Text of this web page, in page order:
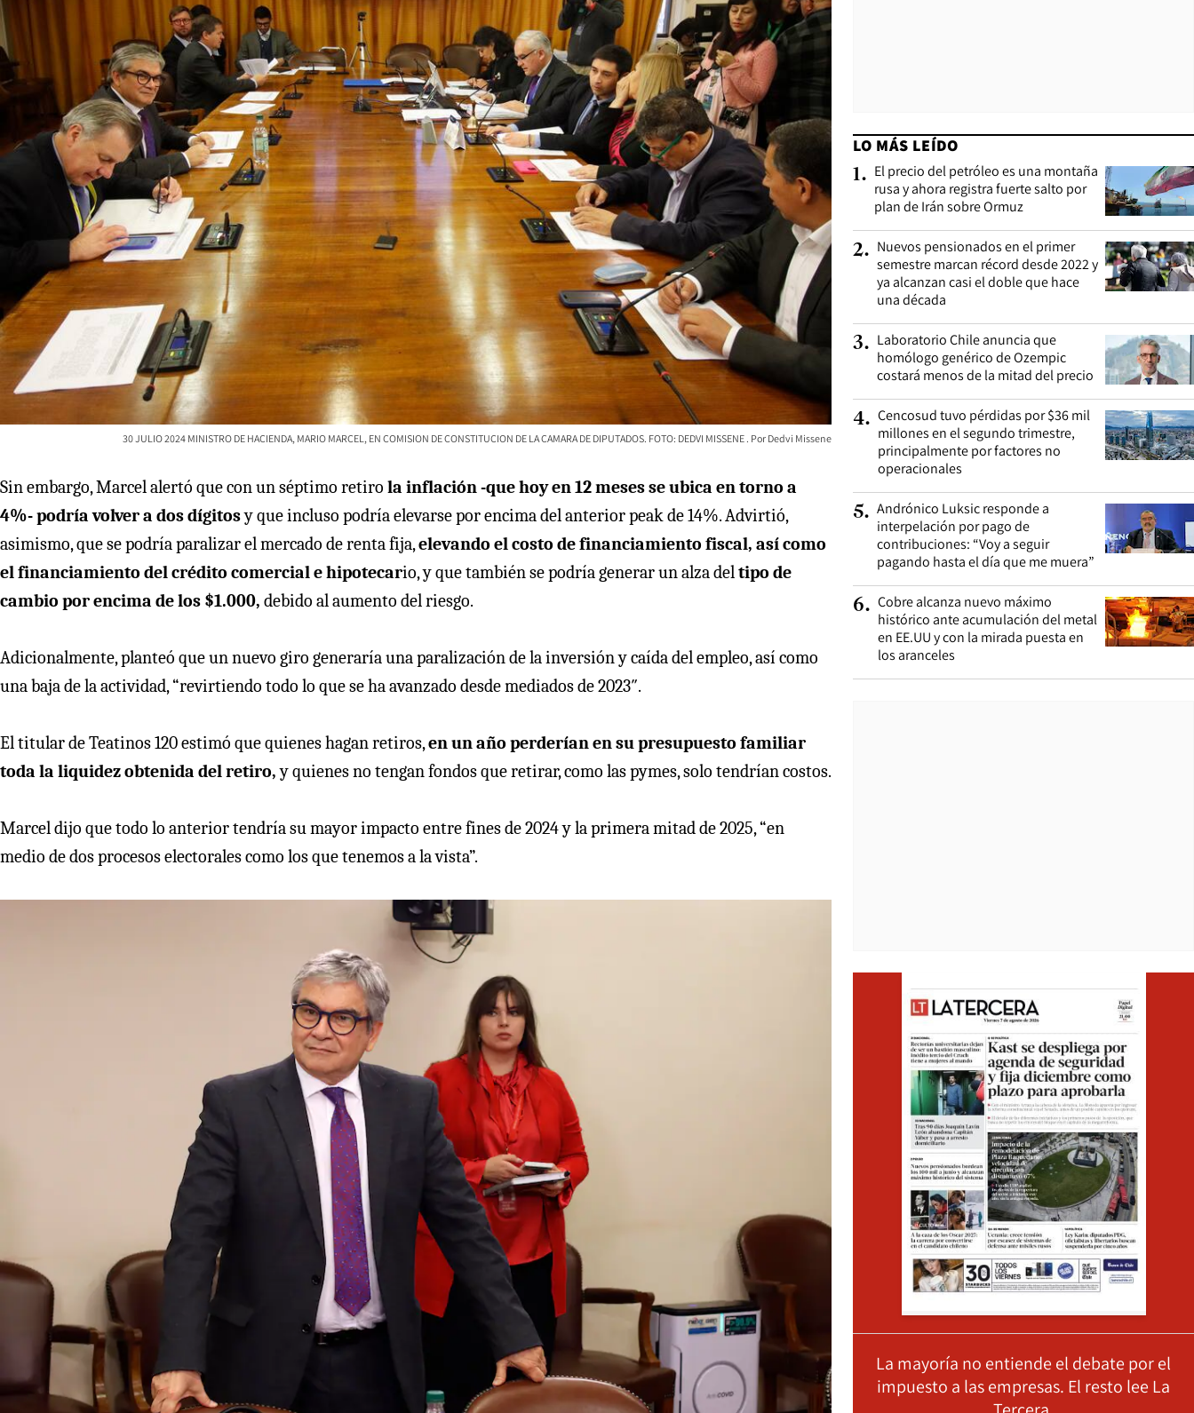
30 JULIO 2024 MINISTRO DE HACIENDA, MARIO MARCEL, EN COMISION DE CONSTITUCION DE LA CAMARA DE DIPUTADOS. FOTO: DEDVI MISSENE Dedvi Missene
Sin embargo, Marcel alertó que con un séptimo retiro la inflación -que hoy en 12 meses se ubica en torno a
4%- podría volver a dos dígitosy que incluso podría elevarse por encima del anterior peak de 14%. Advirtió,
asimismo, que se podría paralizar el mercado de renta fija,elevando el costo de financiamiento fiscal, así como
el financiamiento del crédito comercial e hipotecario, y que también se podría generar un alza deltipo de
cambio por encima de los $1.000, debido al aumento del riesgo.
Adicionalmente, planteó que un nuevo giro generaría una paralización de la inversión y caída del empleo, así como
una baja de la actividad, “revirtiendo todo lo que se ha avanzado desde mediados de 2023″.
El titular de Teatinos 120 estimó que quienes hagan retiros,en un año perderían en su presupuesto familiar
toda la liquidez obtenida del retiro,y quienes no tengan fondos que retirar, como las pymes, solo tendrían costos.
Marcel dijo que todo lo anterior tendría su mayor impacto entre fines de 2024 y la primera mitad de 2025, “en
medio de dos procesos electorales como los que tenemos a la vista”.
LO MÁS LEÍDO
1. El precio del petróleo es una montaña
rusa y ahora registra fuerte salto por
plan de Irán sobre Ormuz
2. Nuevos pensionados en el primer
semestre marcan récord desde 2022 y
ya alcanzan casi el doble que hace
una década
3. Laboratorio Chile anuncia que
homólogo genérico de Ozempic
costará menos de la mitad del precio
4. Cencosud tuvo pérdidas por $36 mil
millones en el segundo trimestre,
principalmente por factores no
operacionales
5. Andrónico Luksic responde a
interpelación por pago de
contribuciones: “Voy a seguir
pagando hasta el día que me muera”
6. Cobre alcanza nuevo máximo
histórico ante acumulación del metal
en EE.UU y con la mirada puesta en
los aranceles
La mayoría no entiende el debate por el
impuesto a las empresas. El resto lee La